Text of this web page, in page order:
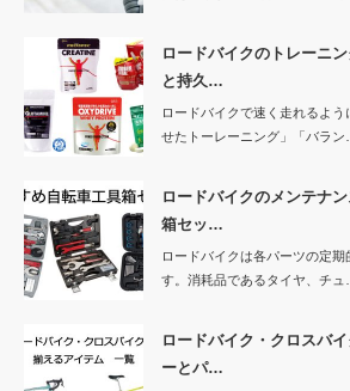
ロードバイクのトレーニ
と持久…
ロードバイクで速く走れるよ
せたトーレーニング」「バラン…
ロードバイクのメンテナ
箱セッ…
ロードバイクは各パーツの定
す。消耗品であるタイヤ、チュ…
ロードバイク・クロスバ
ーとパ…